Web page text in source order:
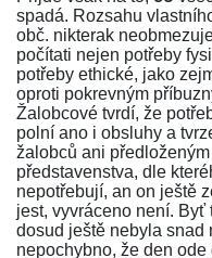
spadá. Rozsahu
obč. nikterak
počítati nejen potřeby
potřeby ethické, jako
oproti pokrevným
Žalobcové tvrdí, že
polní ano i obsluhy a
žalobců ani
představenstva, dle
nepotřebují, an on ještě
jest, vyvráceno není.
dosud ještě nebyla snad
nepochybno, že den